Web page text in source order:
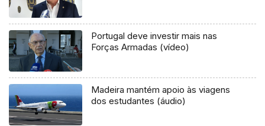
Portugal deve investir mais nas
Forças Armadas (vídeo)
Madeira mantém apoio às viagens
dos estudantes (áudio)